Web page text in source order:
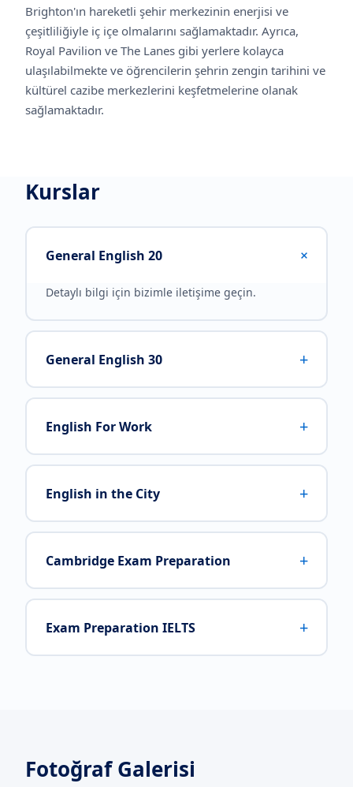
Brighton'ın hareketli şehir merkezinin enerjisi ve
çeşitliliğiyle iç içe olmalarını sağlamaktadır. Ayrıca,
Royal Pavilion ve The Lanes gibi yerlere kolayca
ulaşılabilmekte ve öğrencilerin şehrin zengin tarihini ve
kültürel cazibe merkezlerini keşfetmelerine olanak
sağlamaktadır.
Kurslar
General English 20 +
Detaylı bilgi için bizimle iletişime geçin.
General English 30 +
English For Work +
English in the City +
Cambridge Exam Preparation +
Exam Preparation IELTS +
Fotoğraf Galerisi